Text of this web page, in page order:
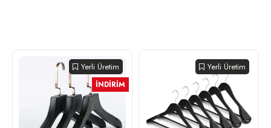
Yerli Üretim
İNDIRIM
Yerli Üretim